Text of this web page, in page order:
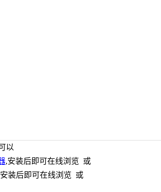
以
,安装后即可在线浏览 或
装后即可在线浏览 或